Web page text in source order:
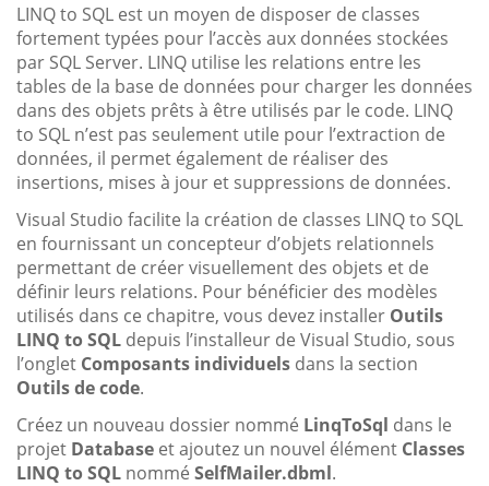
LINQ to SQL est un moyen de disposer de classes
fortement typées pour l’accès aux données stockées
par SQL Server. LINQ utilise les relations entre les
tables de la base de données pour charger les données
dans des objets prêts à être utilisés par le code. LINQ
to SQL n’est pas seulement utile pour l’extraction de
données, il permet également de réaliser des
insertions, mises à jour et suppressions de données.
Visual Studio facilite la création de classes LINQ to SQL
en fournissant un concepteur d’objets relationnels
permettant de créer visuellement des objets et de
définir leurs relations. Pour bénéficier des modèles
utilisés dans ce chapitre, vous devez installer Outils
LINQ to SQL depuis l’installeur de Visual Studio, sous
l’onglet Composants individuels dans la section
Outils de code.
Créez un nouveau dossier nommé LinqToSql dans le
projet Database et ajoutez un nouvel élément Classes
LINQ to SQL nommé SelfMailer.dbml.